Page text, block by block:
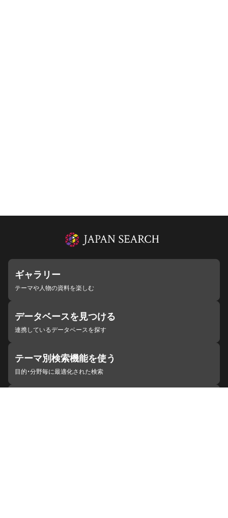
ギャラリー
テーマや人物の資料を楽しむ
データベースを見つける
連携しているデータベースを探す
テーマ別検索機能を使う
目的・分野毎に最適化された検索